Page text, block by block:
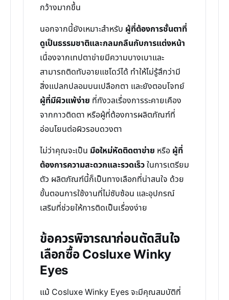
กว้างมากขึ้น
นอกจากนี้ยังเหมาะสำหรับ ผู้ที่ต้องการชั้นตาที่
ดูเป็นธรรมชาติและกลมกลืนกับการแต่งหน้า
เนื่องจากเทปตาข่ายมีความบางเบาและ
สามารถติดทับอายแชโดว์ได้ ทำให้ไม่รู้สึกว่ามี
สิ่งแปลกปลอมบนเปลือกตา และยังตอบโจทย์
ผู้ที่มีผิวแพ้ง่าย ที่กังวลเรื่องการระคายเคือง
จากกาวติดตา หรือผู้ที่ต้องการผลิตภัณฑ์ที่
อ่อนโยนต่อผิวรอบดวงตา
ไม่ว่าคุณจะเป็น มือใหม่หัดติดตาข่าย หรือ ผู้ที่
ต้องการความสะดวกและรวดเร็วในการเตรียม
ตัว ผลิตภัณฑ์นี้ก็เป็นทางเลือกที่น่าสนใจ ด้วย
ขั้นตอนการใช้งานที่ไม่ซับซ้อน และอุปกรณ์
เสริมที่ช่วยให้การติดเป็นเรื่องง่าย
ข้อควรพิจารณาก่อนตัดสินใจ
เลือกซื้อ Cosluxe Winky
Eyes
แม้ Cosluxe Winky Eyes จะมีคุณสมบัติที่